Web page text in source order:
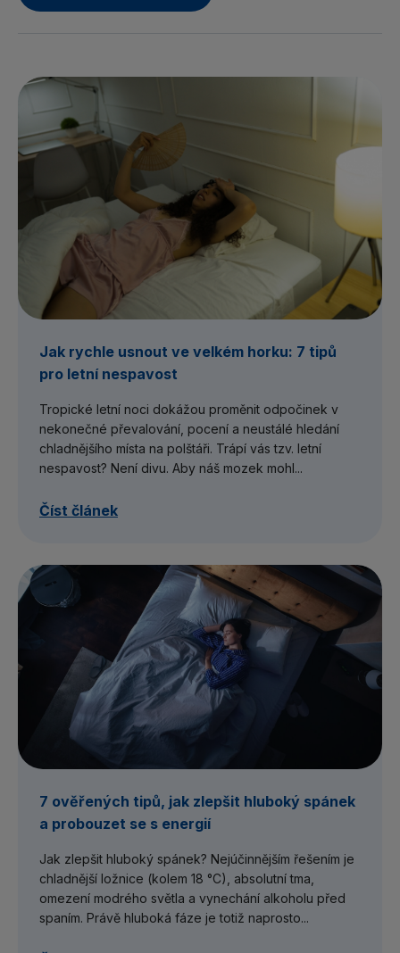
Jak rychle usnout ve velkém horku: 7 tipů
pro letní nespavost
Tropické letní noci dokážou proměnit odpočinek v
nekonečné převalování, pocení a neustálé hledání
chladnějšího místa na polštáři. Trápí vás tzv. letní
nespavost? Není divu. Aby náš mozek mohl...
Číst článek
7 ověřených tipů, jak zlepšit hluboký spánek
a probouzet se s energií
Jak zlepšit hluboký spánek? Nejúčinnějším řešením je
chladnější ložnice (kolem 18 °C), absolutní tma,
omezení modrého světla a vynechání alkoholu před
spaním. Právě hluboká fáze je totiž naprosto...